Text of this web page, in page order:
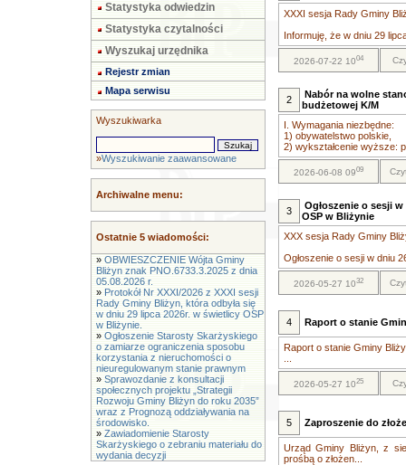
Statystyka odwiedzin
Statystyka czytalności
Wyszukaj urzędnika
Rejestr zmian
Mapa serwisu
Wyszukiwarka
»Wyszukiwanie zaawansowane
Archiwalne menu:
Ostatnie 5 wiadomości:
» OBWIESZCZENIE Wójta Gminy
Bliżyn znak PNO.6733.3.2025 z dnia
05.08.2026 r.
» Protokół Nr XXXI/2026 z XXXI sesji
Rady Gminy Bliżyn, która odbyła się
w dniu 29 lipca 2026r. w świetlicy OSP
w Bliżynie.
» Ogłoszenie Starosty Skarżyskiego
o zamiarze ograniczenia sposobu
korzystania z nieruchomości o
nieuregulowanym stanie prawnym
» Sprawozdanie z konsultacji
społecznych projektu „Strategii
Rozwoju Gminy Bliżyn do roku 2035”
wraz z Prognozą oddziaływania na
środowisko.
» Zawiadomienie Starosty
Skarżyskiego o zebraniu materiału do
wydania decyzji
XXXI sesja Rady Gminy
Informuję, że w dniu 29
2026-07-22 1004
2
Nabór na wolne
budżetowej K/M
I. Wymagania niezbędne:
1) obywatelstwo polskie,
2) wykształcenie wyższe:
2026-06-08 0909
3
Ogłoszenie o sesji
OSP w Bliżynie
XXX sesja Rady Gminy
Ogłoszenie o sesji w dniu
2026-05-27 1032
4 Raport o stanie
Raport o stanie Gminy
2026-05-27 1025
5 Zaproszenie do
Urząd Gminy Bliżyn, z
prośbą o złożen...